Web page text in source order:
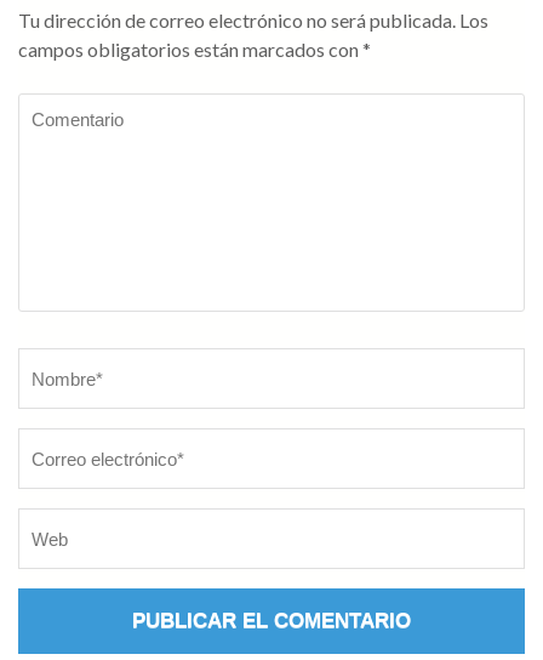
Tu dirección de correo electrónico no será publicada. Los
campos obligatorios están marcados con *